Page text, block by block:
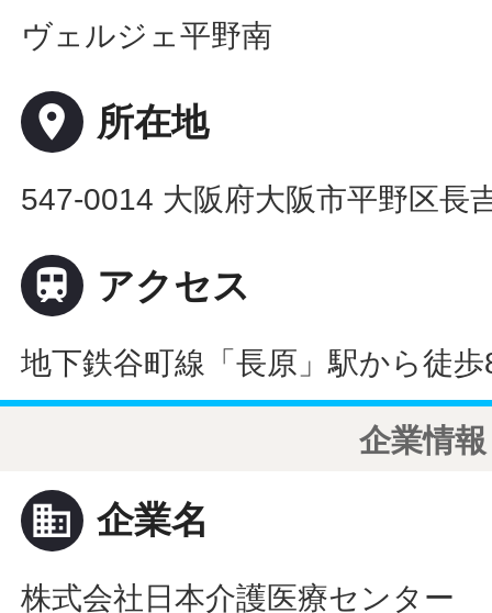
ヴェルジェ平野南
place 所在地
547-0014 大阪府大阪市平野区長
 アクセス
地下鉄谷町線「長原」駅から徒歩
企業情報
business 企業名
株式会社日本介護医療センター